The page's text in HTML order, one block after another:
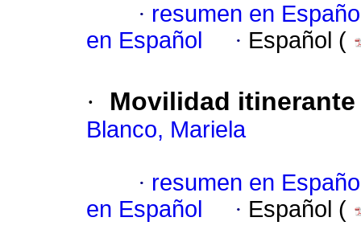
· resumen en
en Español
· Español (
· Movilidad
Blanco, Mariela
· resumen en
en Español
· Español (